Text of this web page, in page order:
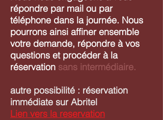
répondre par mail ou par
téléphone dans la journée. Nous
pourrons ainsi affiner ensemble
votre demande, répondre à vos
questions et procéder à la
réservation sans intermédiaire.
autre possibilité : réservation
immédiate sur Abritel
Lien vers la reservation